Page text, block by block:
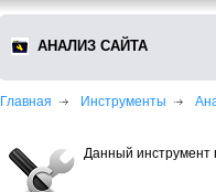
АНАЛИЗ САЙТА
Главная Инструменты
Данный инструмент